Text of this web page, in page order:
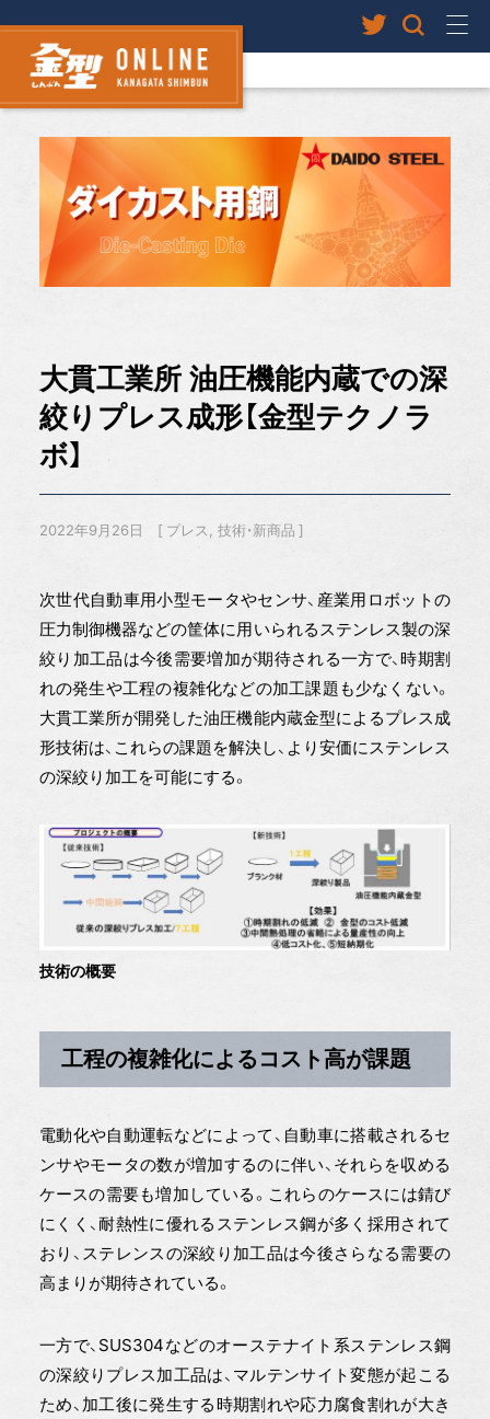
大貫工業所 油圧機能内蔵での深
絞りプレス成形【金型テクノラ
ボ】
2022年9月26日 プレス 技術・新商品
次世代自動車用小型モータやセンサ、産業用ロボットの
圧力制御機器などの筐体に用いられるステンレス製の深
絞り加工品は今後需要増加が期待される一方で、時期割
れの発生や工程の複雑化などの加工課題も少なくない。
大貫工業所が開発した油圧機能内蔵金型によるプレス成
形技術は、これらの課題を解決し、より安価にステンレス
の深絞り加工を可能にする。
技術の概要
工程の複雑化によるコスト高が課題
電動化や自動運転などによって、自動車に搭載されるセ
ンサやモータの数が増加するのに伴い、それらを収める
ケースの需要も増加している。これらのケースには錆び
にくく、耐熱性に優れるステンレス鋼が多く採用されて
おり、ステレンスの深絞り加工品は今後さらなる需要の
高まりが期待されている。
一方で、SUS304などのオーステナイト系ステンレス鋼
の深絞りプレス加工品は、マルテンサイト変態が起こる
ため、加工後に発生する時期割れや応力腐食割れが大き